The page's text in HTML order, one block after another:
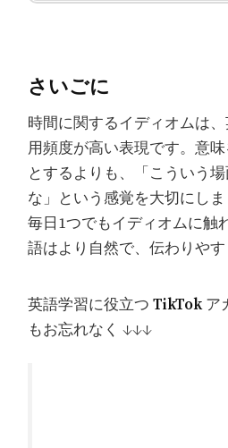
さいごに
時間に関するイディオムは
用頻度が高い表現です。意
とするよりも、「こういう
な」という感覚を大切にしま
毎日1つでもイディオムに触
語はより自然で、伝わりや
英語学習に役立つTikTokア
もお忘れなく ↓↓↓